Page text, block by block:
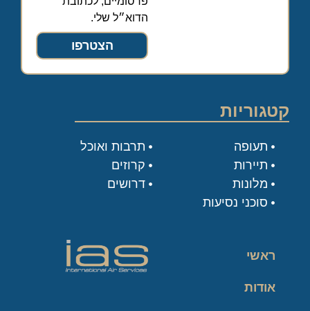
הדוא״ל שלי.
הצטרפו
קטגוריות
תעופה
תיירות
מלונות
סוכני נסיעות
תרבות ואוכל
קרוזים
דרושים
ראשי
אודות